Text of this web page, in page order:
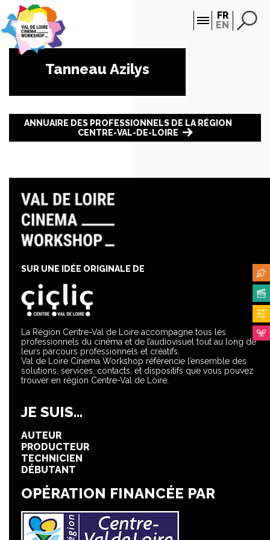
FR
EN
Tanneau Azilys
ANNUAIRE DES PROFESSIONNELS DE LA RÉGION
CENTRE-VAL-DE-LOIRE
La Région Centre-Val de Loire accompagne tous les
professionnels du cinéma et de l’audiovisuel tout au long de
leurs parcours professionnels et créatifs.
Val de Loire Cinema Workshop référencie l’ensemble des
solutions, services, contacts, et dispositifs que vous pouvez
trouver en région Centre-Val de Loire.
SUR UNE IDÉE ORIGINALE DE
JE SUIS...
AUTEUR
PRODUCTEUR
TECHNICIEN
DÉBUTANT
OPÉRATION FINANCÉE PAR
Panneau de gestion des cookies